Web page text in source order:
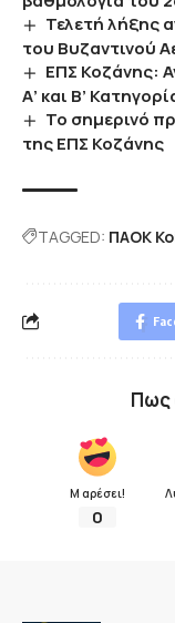
Τελετή λήξης
του Βυζαντινού
ΕΠΣ Κοζάνης:
Α’ και Β’
Το σημερινό
της ΕΠΣ Κοζάνης
TAGGED: ΠΑΟΚ
Πως
Μ αρέσει!
0